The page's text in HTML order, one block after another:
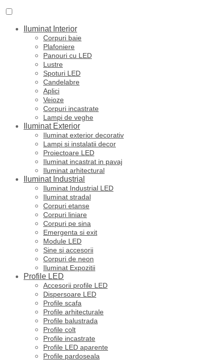
Iluminat Interior
Corpuri baie
Plafoniere
Panouri cu LED
Lustre
Spoturi LED
Candelabre
Aplici
Veioze
Corpuri incastrate
Lampi de veghe
Iluminat Exterior
Iluminat exterior decorativ
Lampi si instalatii decor
Proiectoare LED
Iluminat incastrat in pavaj
Iluminat arhitectural
Iluminat Industrial
Iluminat Industrial LED
Iluminat stradal
Corpuri etanse
Corpuri liniare
Corpuri pe sina
Emergenta si exit
Module LED
Sine si accesorii
Corpuri de neon
Iluminat Expozitii
Profile LED
Accesorii profile LED
Dispersoare LED
Profile scafa
Profile arhitecturale
Profile balustrada
Profile colt
Profile incastrate
Profile LED aparente
Profile pardoseala